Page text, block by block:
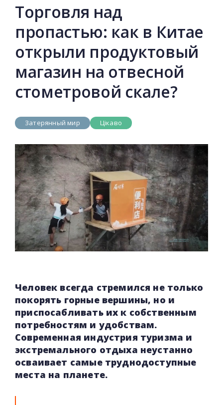
Торговля над
пропастью: как в Китае
открыли продуктовый
магазин на отвесной
стометровой скале?
Затерянный мир Цікаво
Человек всегда стремился не только
покорять горные вершины, но и
приспосабливать их к собственным
потребностям и удобствам.
Современная индустрия туризма и
экстремального отдыха неустанно
осваивает самые труднодоступные
места на планете.